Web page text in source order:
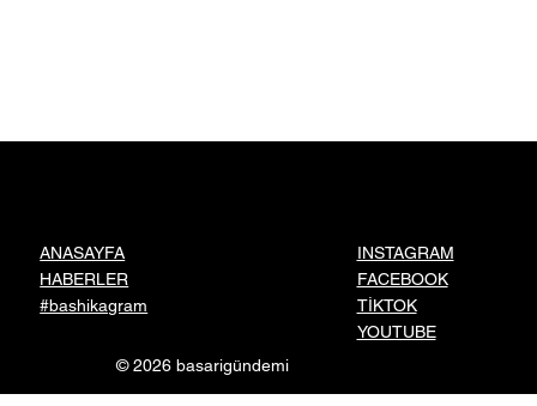
ANASAYFA
HABERLER
#bashikagram
INSTAGRAM
FACEBOOK
TİKTOK
YOUTUBE
© 2026 basarigündemi